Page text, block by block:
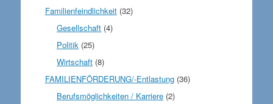
Familienfeindlichkeit(32)
Gesellschaft (4)
Politik (25)
Wirtschaft (8)
FAMILIENFÖRDERUNG/-Entlastung(36)
Berufsmöglichkeiten / Karriere (2)